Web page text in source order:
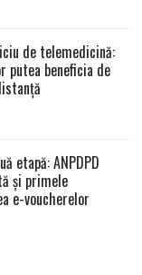
de telemedicină:
putea beneficia de
etapă: ANPDPD
și primele
e-voucherelor